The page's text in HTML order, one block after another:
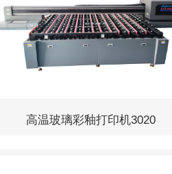
高温玻璃彩釉打印机3020